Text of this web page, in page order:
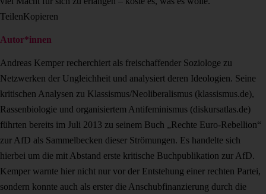
TeilenKopieren
Autor*innen
Andreas Kemper recherchiert als freischaffender Soziologe zu
Netzwerken der Ungleichheit und analysiert deren Ideologien. Seine
kritischen Analysen zu Klassismus/Neoliberalismus (klassismus.de),
Rassenbiologie und organisiertem Antifeminismus (diskursatlas.de)
führten bereits im Juli 2013 zu seinem Buch „Rechte Euro-Rebellion“
zur AfD als Sammelbecken dieser Strömungen. Es handelte sich
hierbei um die mit Abstand erste kritische Buchpublikation zur AfD.
Kemper warnte hier nicht nur vor der Entstehung einer rechten Partei,
sondern konnte auch als erster die Anschubfinanzierung durch die